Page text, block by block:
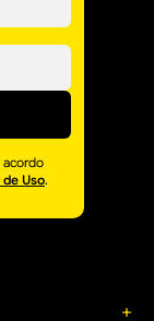
acordo
Uso.
+